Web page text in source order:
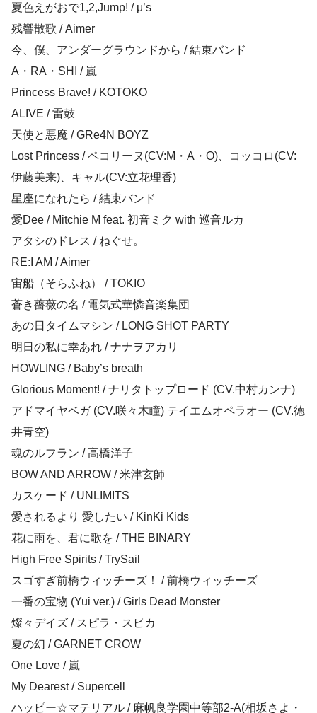
夏色えがおで1,2,Jump! / μ’s
残響散歌 / Aimer
今、僕、アンダーグラウンドから / 結束バンド
A・RA・SHI / 嵐
Princess Brave! / KOTOKO
ALIVE / 雷鼓
天使と悪魔 / GRe4N BOYZ
Lost Princess / ペコリーヌ(CV:M・A・O)、コッコロ(CV:
伊藤美来)、キャル(CV:立花理香)
星座になれたら / 結束バンド
愛Dee / Mitchie M feat. 初音ミク with 巡音ルカ
アタシのドレス / ねぐせ。
RE:I AM / Aimer
宙船（そらふね） / TOKIO
蒼き薔薇の名 / 電気式華憐音楽集団
あの日タイムマシン / LONG SHOT PARTY
明日の私に幸あれ / ナナヲアカリ
HOWLING / Baby’s breath
Glorious Moment! / ナリタトップロード (CV.中村カンナ)
アドマイヤベガ (CV.咲々木瞳) テイエムオペラオー (CV.徳
井青空)
魂のルフラン / 高橋洋子
BOW AND ARROW / 米津玄師
カスケード / UNLIMITS
愛されるより 愛したい / KinKi Kids
花に雨を、君に歌を / THE BINARY
High Free Spirits / TrySail
スゴすぎ前橋ウィッチーズ！ / 前橋ウィッチーズ
一番の宝物 (Yui ver.) / Girls Dead Monster
燦々デイズ / スピラ・スピカ
夏の幻 / GARNET CROW
One Love / 嵐
My Dearest / Supercell
ハッピー☆マテリアル / 麻帆良学園中等部2-A(相坂さよ・